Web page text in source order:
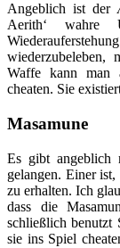
Angeblich ist der
Aerith‘ wahre
wiederzubeleben,
Waffe kann man
cheaten. Sie
Masamune
Es gibt angeblich
gelangen. Einer
zu erhalten. Ich
dass die
schließlich
sie ins Spiel